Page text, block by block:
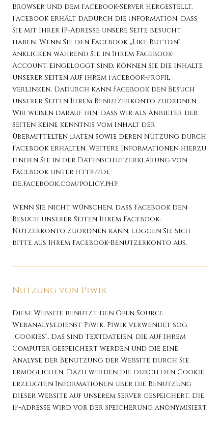
Browser und dem Facebook-Server hergestellt.
Facebook erhält dadurch die Information, dass
Sie mit Ihrer IP-Adresse unsere Seite besucht
haben. Wenn Sie den Facebook „Like-Button“
anklicken während Sie in Ihrem Facebook-
Account eingeloggt sind, können Sie die Inhalte
unserer Seiten auf Ihrem Facebook-Profil
verlinken. Dadurch kann Facebook den Besuch
unserer Seiten Ihrem Benutzerkonto zuordnen.
Wir weisen darauf hin, dass wir als Anbieter der
Seiten keine Kenntnis vom Inhalt der
übermittelten Daten sowie deren Nutzung durch
Facebook erhalten. Weitere Informationen hierzu
finden Sie in der Datenschutzerklärung von
Facebook unter http://de-
de.facebook.com/policy.php.
Wenn Sie nicht wünschen, dass Facebook den
Besuch unserer Seiten Ihrem Facebook-
Nutzerkonto zuordnen kann, loggen Sie sich
bitte aus Ihrem Facebook-Benutzerkonto aus.
Nutzung von Piwik
Diese Website benutzt den Open Source
Webanalysedienst Piwik. Piwik verwendet sog.
„Cookies“. Das sind Textdateien, die auf Ihrem
Computer gespeichert werden und die eine
Analyse der Benutzung der Website durch Sie
ermöglichen. Dazu werden die durch den Cookie
erzeugten Informationen über die Benutzung
dieser Website auf unserem Server gespeichert. Die
IP-Adresse wird vor der Speicherung anonymisiert.